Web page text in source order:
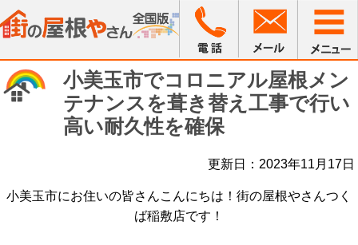
小美玉市でコロニアル屋根メン
テナンスを葺き替え工事で行い
高い耐久性を確保
更新日：2023年11月17日
小美玉市にお住いの皆さんこんにちは！街の屋根やさんつく
ば稲敷店です！